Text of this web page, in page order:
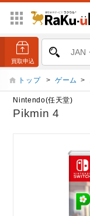
トップ > ゲーム >
Nintendo(任天堂)
Pikmin 4